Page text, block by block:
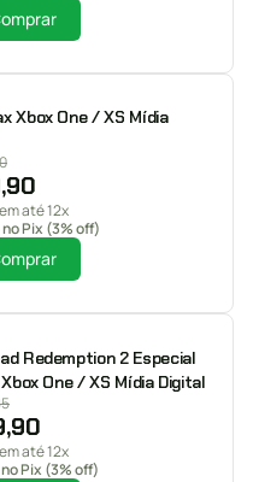
Xbox One / XS Mídia
até 12x
no Pix (3% off)
Redemption 2 Especial
One / XS Mídia Digital
até 12x
no Pix (3% off)